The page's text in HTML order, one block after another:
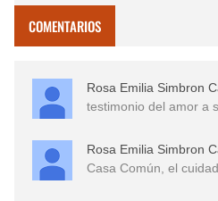
COMENTARIOS
Rosa Emilia Simbron
testimonio del amor a
Rosa Emilia Simbron
Casa Común, el